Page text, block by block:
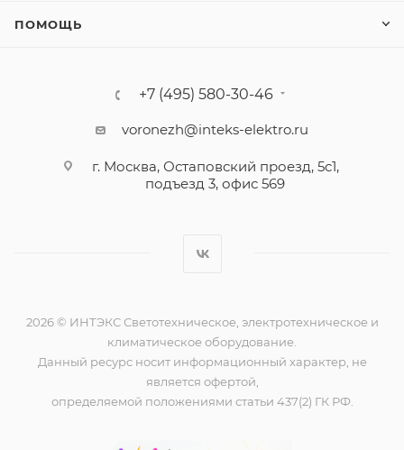
ПОМОЩЬ
+7 (495) 580-30-46
voronezh@inteks-elektro.ru
г. Москва, Остаповский проезд, 5с1,
подъезд 3, офис 569
2026 © ИНТЭКС Светотехническое, электротехническое и
климатическое оборудование.
Данный ресурс носит информационный характер, не
является офертой,
определяемой положениями статьи 437(2) ГК РФ.